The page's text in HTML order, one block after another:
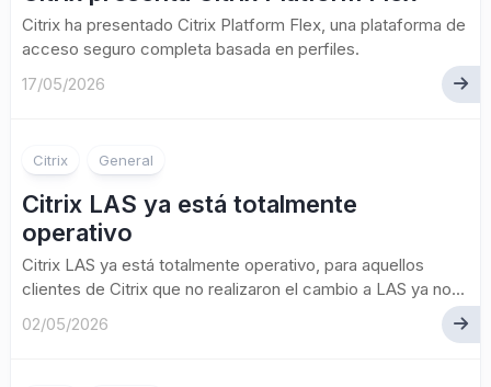
Citrix ha presentado Citrix Platform Flex, una plataforma de
acceso seguro completa basada en perfiles.
17/05/2026
Citrix General
Citrix LAS ya está totalmente
operativo
Citrix LAS ya está totalmente operativo, para aquellos
clientes de Citrix que no realizaron el cambio a LAS ya no...
02/05/2026